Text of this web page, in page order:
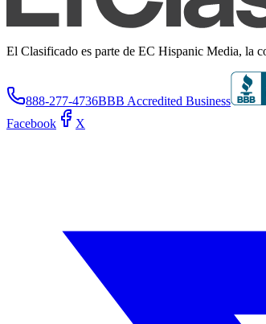
El Clasificado es parte de EC Hispanic Media, la
888-277-4736BBB Accredited Business
Facebook
X